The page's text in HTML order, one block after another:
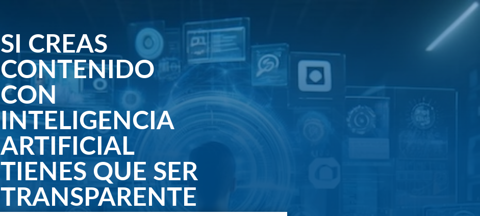
SI CREAS
CONTENIDO
CON
INTELIGENCIA
ARTIFICIAL
TIENES QUE SER
TRANSPARENTE